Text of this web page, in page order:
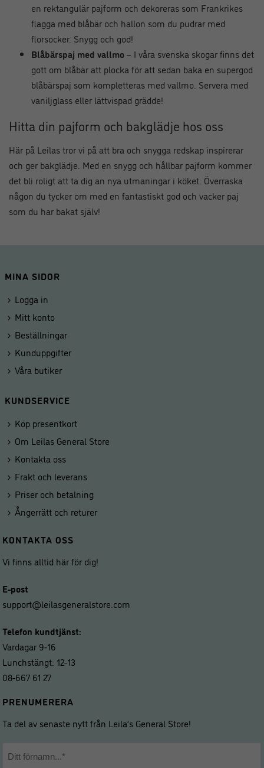
en rektangulär pajform och dekoreras som Frankrikes
flagga med blåbär och hallon som du pudrar med
florsocker. Snygg och god!
Blåbärspaj med vallmo– I våra svenska skogar finns det
gott om blåbär att plocka för att sedan baka en supergod
blåbärspaj som kompletteras med vallmo. Servera med
vaniljglass eller lättvispad grädde!
Hitta din pajform och bakglädje hos oss
Här på Leilas tror vi på att bra och snygga redskap inspirerar
och ger bakglädje. Med en snygg och hållbar pajform kommer
det bli roligt att ta dig an nya utmaningar i köket. Överraska
någon du tycker om med en fantastiskt god och vacker paj
som du har bakat själv!
MINA SIDOR
Logga in
Mitt konto
Beställningar
Kunduppgifter
Våra butiker
KUNDSERVICE
Köp presentkort
Om Leilas General Store
Kontakta oss
Frakt och leverans
Priser och betalning
Ångerrätt och returer
KONTAKTA OSS
Vi finns alltid här för dig!
E-post
support@leilasgeneralstore.com
Telefon kundtjänst:
Vardagar 9-16
Lunchstängt: 12-13
08-667 61 27
PRENUMERERA
Ta del av senaste nytt från Leila’s General Store!